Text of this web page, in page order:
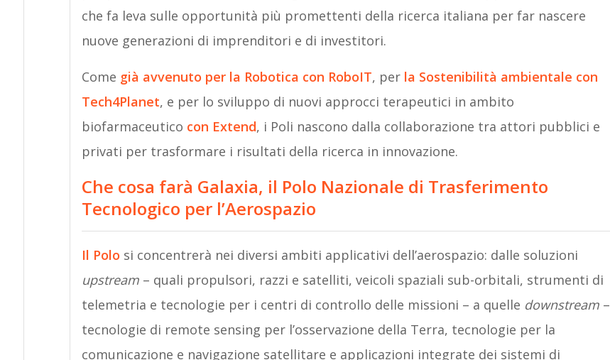
che fa leva sulle opportunità più promettenti della ricerca italiana per far nascere
nuove generazioni di imprenditori e di investitori.
Come già avvenuto per la Robotica con RoboIT, per la Sostenibilità ambientale con
Tech4Planet, e per lo sviluppo di nuovi approcci terapeutici in ambito
biofarmaceutico con Extend, i Poli nascono dalla collaborazione tra attori pubblici e
privati per trasformare i risultati della ricerca in innovazione.
Che cosa farà Galaxia, il Polo Nazionale di Trasferimento
Tecnologico per l’Aerospazio
Il Polo si concentrerà nei diversi ambiti applicativi dell’aerospazio: dalle soluzioni
upstream– quali propulsori, razzi e satelliti, veicoli spaziali sub-orbitali, strumenti di
telemetria e tecnologie per i centri di controllo delle missioni – a quelle downstream–
tecnologie di remote sensing per l’osservazione della Terra, tecnologie per la
comunicazione e navigazione satellitare e applicazioni integrate dei sistemi di